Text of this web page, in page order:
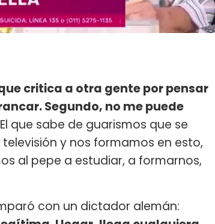
critica a otra gente por pensar
Segundo, no me puede
El que sabe de guarismos que se
y nos formamos en esto,
al pepe a estudiar, a formarnos,
con un dictador alemán: